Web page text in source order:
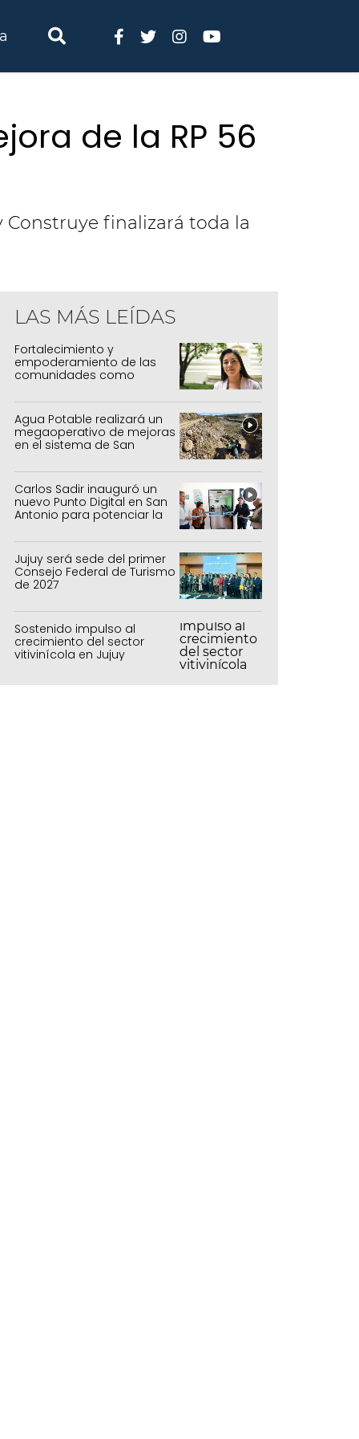
de la RP 56
Construye finalizará toda la
LAS MÁS LEÍDAS
Fortalecimiento y
empoderamiento de las
comunidades como
Agua Potable realizará un
megaoperativo de mejoras
en el sistema de San
Carlos Sadir inauguró un
nuevo Punto Digital en San
Antonio para potenciar la
inclusión tecnológica
Jujuy será sede del primer
Consejo Federal de Turismo
de 2027
Sostenido impulso al
crecimiento del sector
vitivinícola en Jujuy